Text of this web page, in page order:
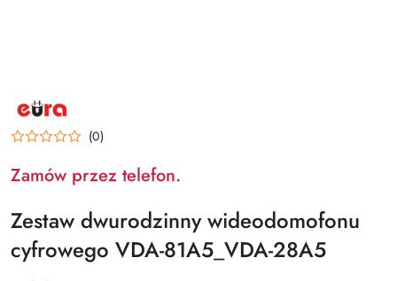
NAZWA
PRODUCENTA:
EURA
(0)
Zamów przez telefon.
Zestaw dwurodzinny wideodomofonu
cyfrowego VDA-81A5_VDA-28A5